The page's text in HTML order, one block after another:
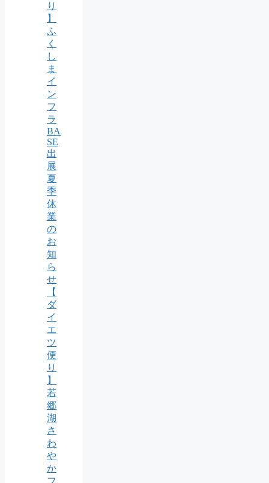
り
】
ふ
く
し
ま
イ
ン
フ
ラ
BA
SE
出
展
夏
季
休
業
の
お
知
ら
せ
【
ダ
イ
エ
ツ
便
り
】
若
郷
湖
さ
わ
や
か